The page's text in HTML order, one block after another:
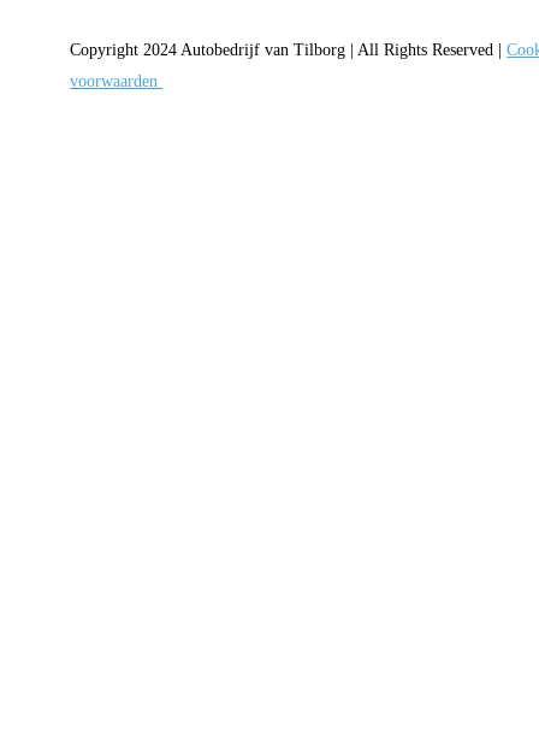
Copyright 2024 Autobedrijf van Tilborg | All Rights Reserved |
voorwaarden